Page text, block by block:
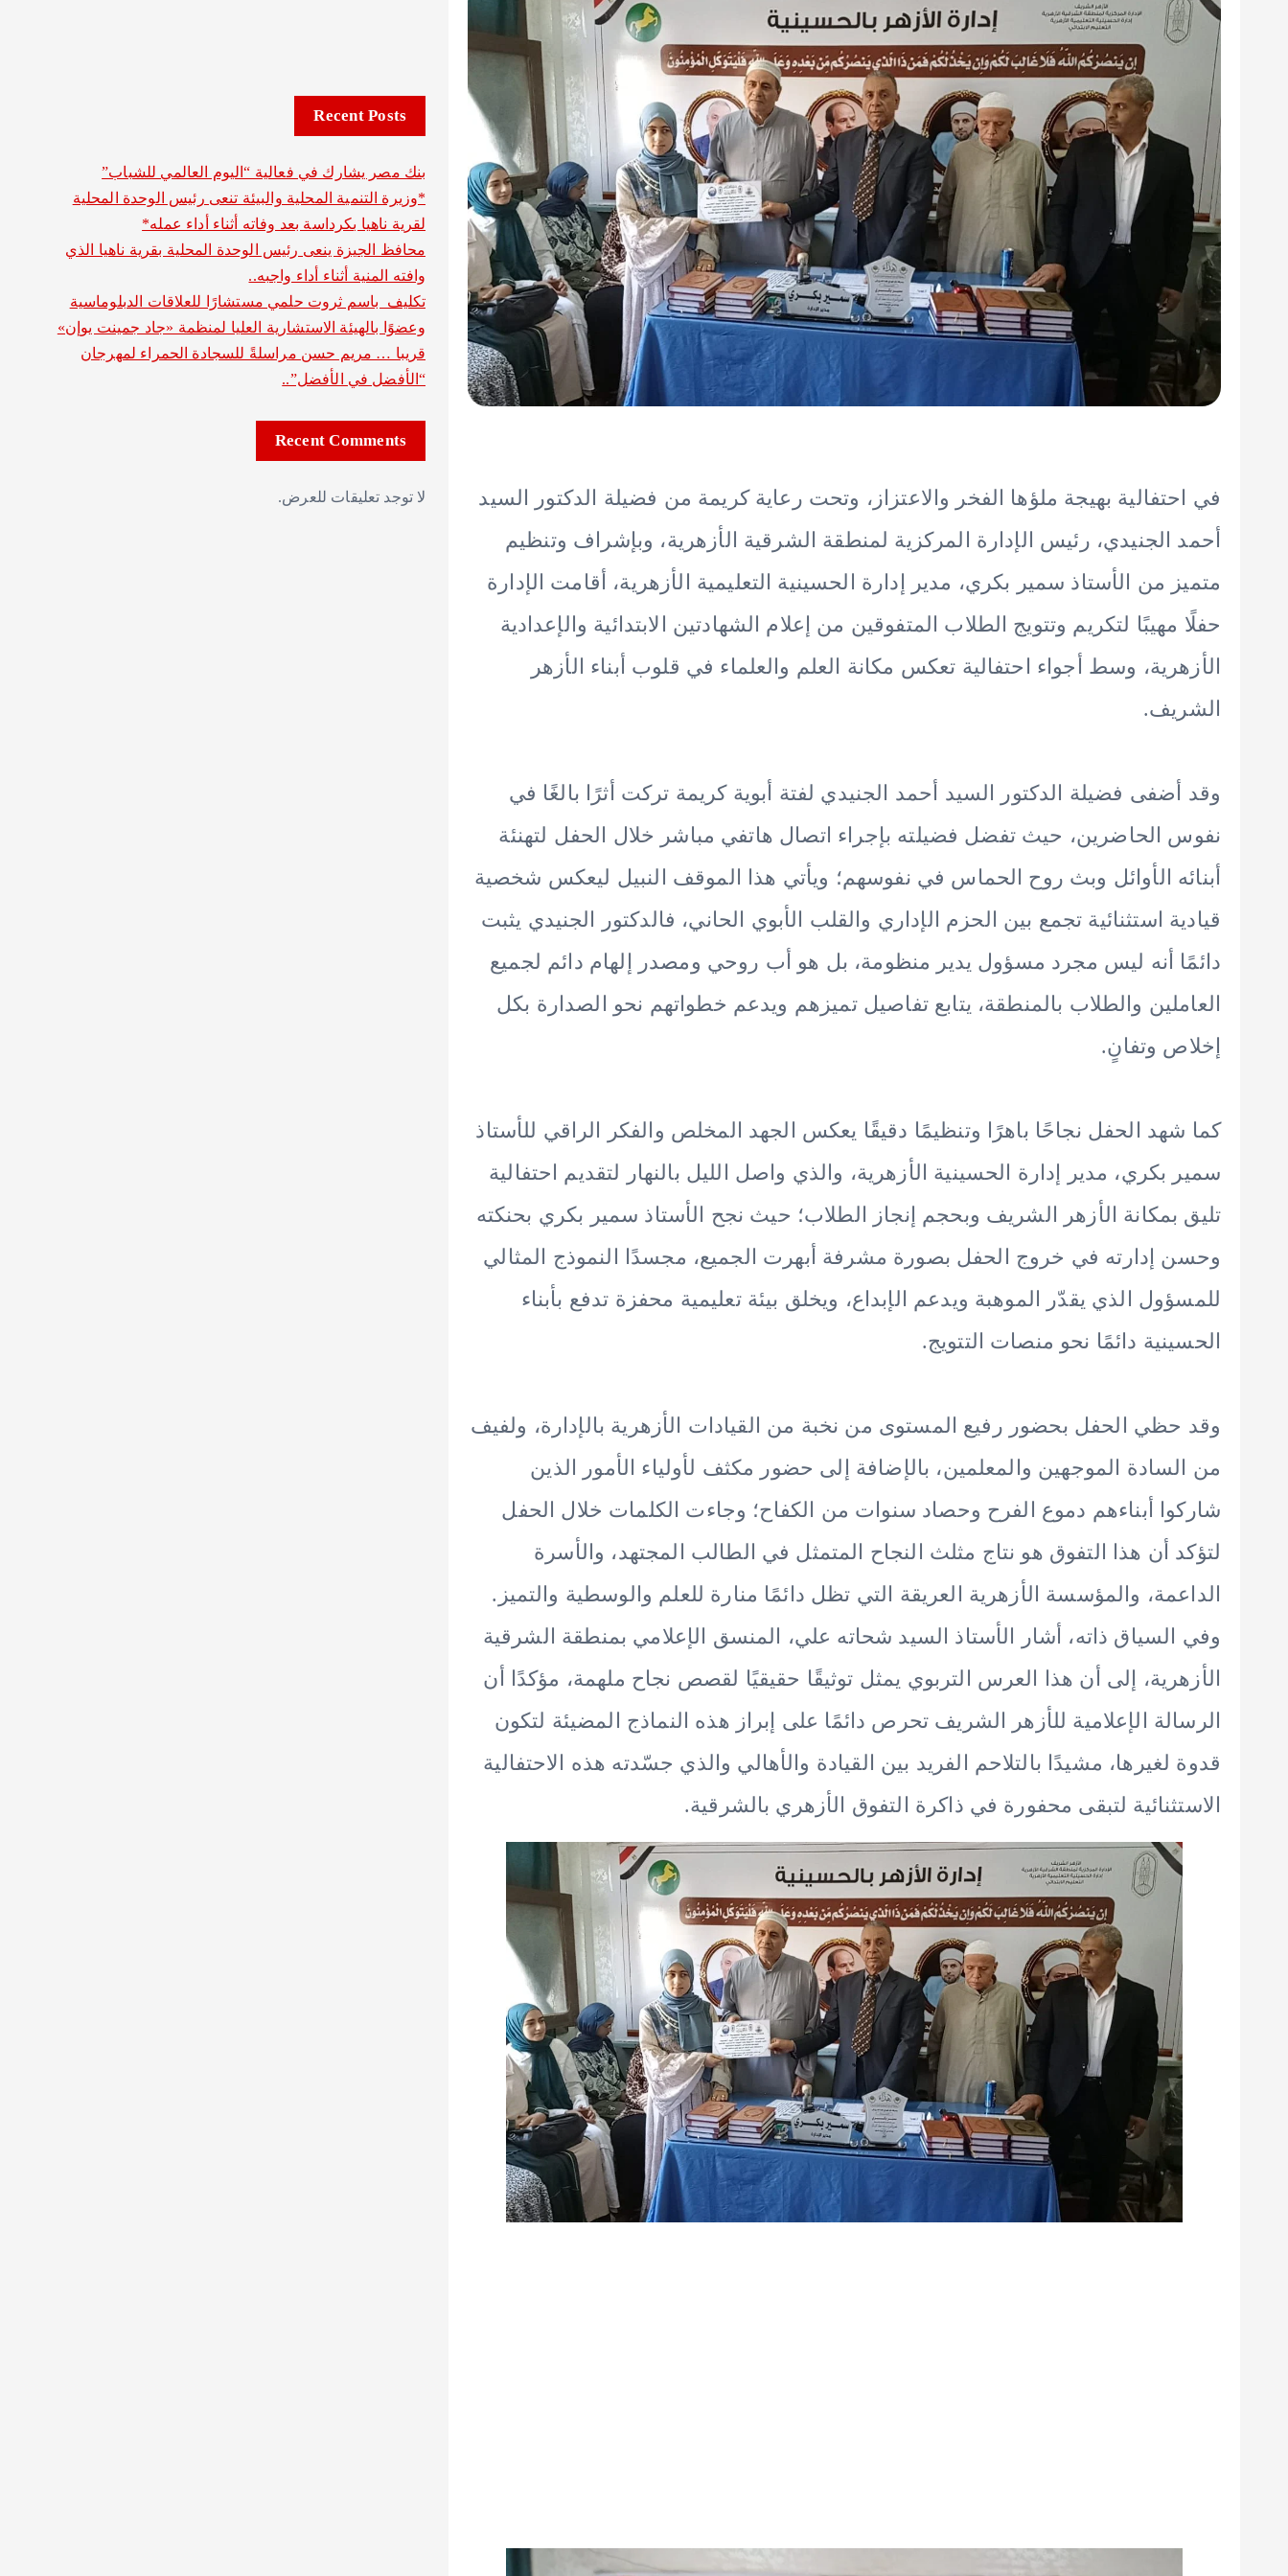
في احتفالية بهيجة ملؤها الفخر والاعتزاز، وتحت رعاية كريمة من فضيلة الدكتور السيد
أحمد الجنيدي، رئيس الإدارة المركزية لمنطقة الشرقية الأزهرية، وبإشراف وتنظيم
متميز من الأستاذ سمير بكري، مدير إدارة الحسينية التعليمية الأزهرية، أقامت الإدارة
حفلًا مهيبًا لتكريم وتتويج الطلاب المتفوقين من إعلام الشهادتين الابتدائية والإعدادية
الأزهرية، وسط أجواء احتفالية تعكس مكانة العلم والعلماء في قلوب أبناء الأزهر
الشريف.
وقد أضفى فضيلة الدكتور السيد أحمد الجنيدي لفتة أبوية كريمة تركت أثرًا بالغًا في
نفوس الحاضرين، حيث تفضل فضيلته بإجراء اتصال هاتفي مباشر خلال الحفل لتهنئة
أبنائه الأوائل وبث روح الحماس في نفوسهم؛ ويأتي هذا الموقف النبيل ليعكس شخصية
قيادية استثنائية تجمع بين الحزم الإداري والقلب الأبوي الحاني، فالدكتور الجنيدي يثبت
دائمًا أنه ليس مجرد مسؤول يدير منظومة، بل هو أب روحي ومصدر إلهام دائم لجميع
العاملين والطلاب بالمنطقة، يتابع تفاصيل تميزهم ويدعم خطواتهم نحو الصدارة بكل
إخلاص وتفانٍ.
كما شهد الحفل نجاحًا باهرًا وتنظيمًا دقيقًا يعكس الجهد المخلص والفكر الراقي للأستاذ
سمير بكري، مدير إدارة الحسينية الأزهرية، والذي واصل الليل بالنهار لتقديم احتفالية
تليق بمكانة الأزهر الشريف وبحجم إنجاز الطلاب؛ حيث نجح الأستاذ سمير بكري بحنكته
وحسن إدارته في خروج الحفل بصورة مشرفة أبهرت الجميع، مجسدًا النموذج المثالي
للمسؤول الذي يقدّر الموهبة ويدعم الإبداع، ويخلق بيئة تعليمية محفزة تدفع بأبناء
الحسينية دائمًا نحو منصات التتويج.
وقد حظي الحفل بحضور رفيع المستوى من نخبة من القيادات الأزهرية بالإدارة، ولفيف
من السادة الموجهين والمعلمين، بالإضافة إلى حضور مكثف لأولياء الأمور الذين
شاركوا أبناءهم دموع الفرح وحصاد سنوات من الكفاح؛ وجاءت الكلمات خلال الحفل
لتؤكد أن هذا التفوق هو نتاج مثلث النجاح المتمثل في الطالب المجتهد، والأسرة
الداعمة، والمؤسسة الأزهرية العريقة التي تظل دائمًا منارة للعلم والوسطية والتميز.
وفي السياق ذاته، أشار الأستاذ السيد شحاته علي، المنسق الإعلامي بمنطقة الشرقية
الأزهرية، إلى أن هذا العرس التربوي يمثل توثيقًا حقيقيًا لقصص نجاح ملهمة، مؤكدًا أن
الرسالة الإعلامية للأزهر الشريف تحرص دائمًا على إبراز هذه النماذج المضيئة لتكون
قدوة لغيرها، مشيدًا بالتلاحم الفريد بين القيادة والأهالي والذي جسّدته هذه الاحتفالية
الاستثنائية لتبقى محفورة في ذاكرة التفوق الأزهري بالشرقية.
Recent Posts
بنك مصر يشارك في فعالية “اليوم العالمي للشباب”
*وزيرة التنمية المحلية والبيئة تنعى رئيس الوحدة المحلية
لقرية ناهيا بكرداسة بعد وفاته أثناء أداء عمله*
محافظ الجيزة ينعى رئيس الوحدة المحلية بقرية ناهيا الذي
وافته المنية أثناء أداء واجبه..
تكليف باسم ثروت حلمي مستشارًا للعلاقات الدبلوماسية
وعضوًا بالهيئة الاستشارية العليا لمنظمة «جاد جمينت يوإن»
قريبا … مريم حسن مراسلةً للسجادة الحمراء لمهرجان
“الأفضل في الأفضل”..
Recent Comments
لا توجد تعليقات للعرض.